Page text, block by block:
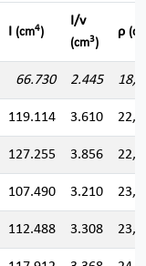
I (cm4)
I/v
(cm3)
ρ
66.730 2.445
119.114 3.610
127.255 3.856
107.490 3.210
112.488 3.308